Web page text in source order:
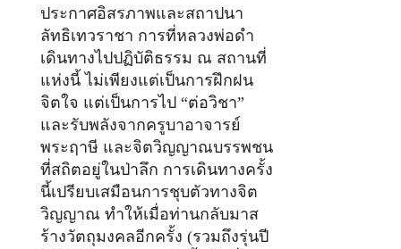
ประกาศอิสรภาพและสถาปนา
ลัทธิเทวราชา การที่หลวงพ่อดำ
เดินทางไปปฏิบัติธรรม ณ สถานที่
แห่งนี้ ไม่เพียงแต่เป็นการฝึกฝน
จิตใจ แต่เป็นการไป “ต่อวิชา”
และรับพลังจากครูบาอาจารย์
พระฤาษี และจิตวิญญาณบรรพชน
ที่สถิตอยู่ในป่าลึก การเดินทางครั้ง
นี้เปรียบเสมือนการชุบตัวทางจิต
วิญญาณ ทำให้เมื่อท่านกลับมาส
ร้างวัตถุมงคลอีกครั้ง (รวมถึงรุ่นปี